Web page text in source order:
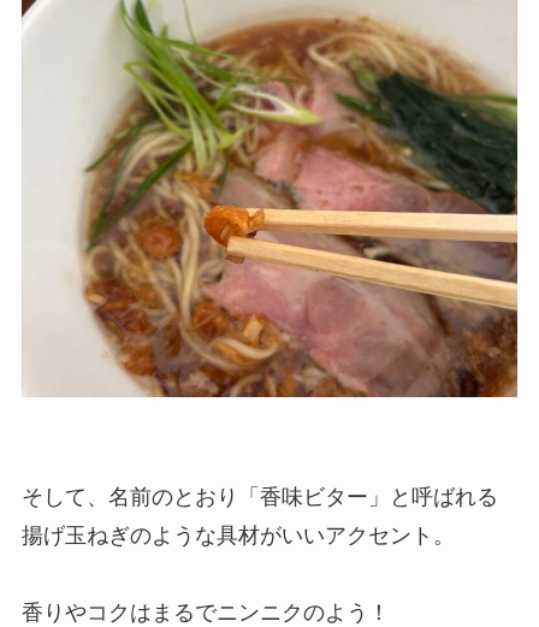
そして、名前のとおり「香味ビター」と呼ばれる
揚げ玉ねぎのような具材がいいアクセント。
香りやコクはまるでニンニクのよう！